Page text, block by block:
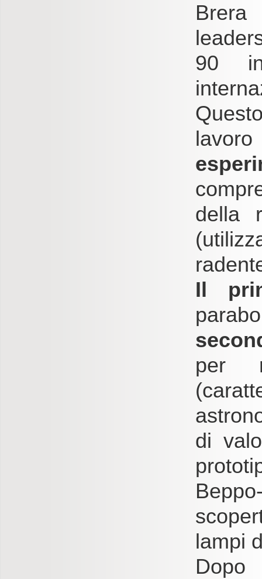
Brera
90 in
della
Il
per
di
lampi